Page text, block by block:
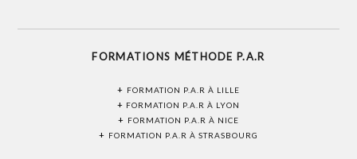
FORMATIONS MÉTHODE P.A.R
+ FORMATION P.A.R À LILLE
+ FORMATION P.A.RÀ LYON
+ FORMATION P.A.R À NICE
+ FORMATION P.A.R À STRASBOURG